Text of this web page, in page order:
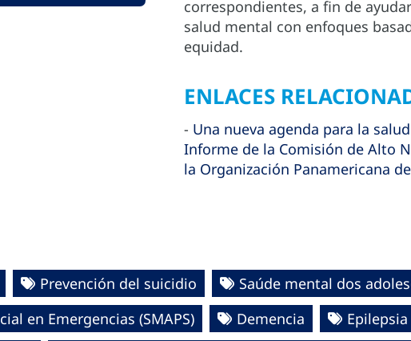
correspondientes, a fin de
salud mental con enfoques
equidad.
ENLACES
- Una nueva agenda para la
Informe de la Comisión de Alto
la Organización Panamericana
Prevención del suicidio
Saúde mental dos
en Emergencias (SMAPS)
Demencia
Epilepsia